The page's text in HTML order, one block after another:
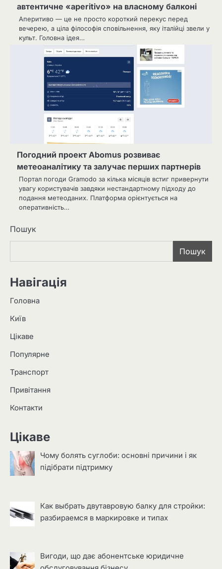
автентичне «aperitivo» на власному балконі
Аперитиво — це не просто короткий перекус перед
вечерею, а ціла філософія сповільнення, яку італійці звели у
культ. Головна ідея…
Погодний проект Abomus розвиває
метеоаналітику та залучає перших партнерів
Портал погоди Gramodo за кілька місяців встиг привернути
увагу користувачів завдяки нестандартному підходу до
подання метеоданих. Платформа орієнтується на
оперативність…
Пошук
Пошук
Навігація
Головна
Київ
Цікаве
Популярне
Транспорт
Привітання
Контакти
Цікаве
Чому болять суглоби: основні причини і як
підібрати підтримку
Как выбрать двутавровую балку для стройки:
разбираемся в маркировке и типах
Вигоди, що дає абонентське юридичне